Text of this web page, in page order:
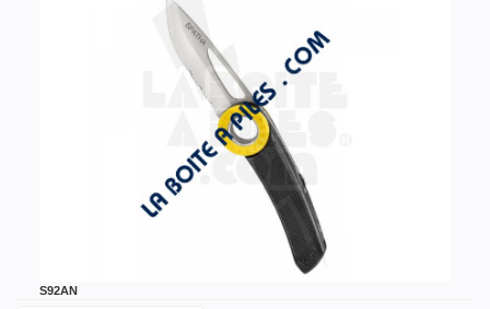
S92AN